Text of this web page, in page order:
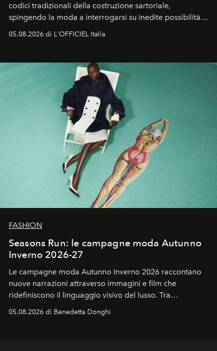
codici tradizionali della costruzione sartoriale,
spingendo la moda a interrogarsi su inedite possibilità
un’impronta indelebile nella storia della moda.
05.08.2026 di L'OFFICIEL Italia
FASHION
Seasons Run: le campagne moda Autunno
Inverno 2026-27
Le campagne moda Autunno Inverno 2026 raccontano
nuove narrazioni attraverso immagini e film che
ridefiniscono il linguaggio visivo del lusso. Tra
contemporanea e storytelling d'autore, le maison
05.08.2026 di Benedetta Donghi